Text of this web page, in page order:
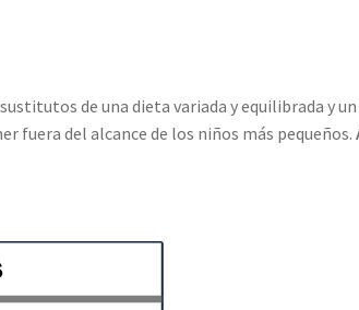
de una dieta variada y equilibrada y un
fuera del alcance de los niños más pequeños.